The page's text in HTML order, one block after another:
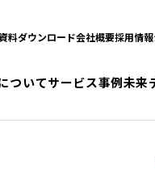
料ダウンロード会社概要採用情報
ついてサービス事例未来